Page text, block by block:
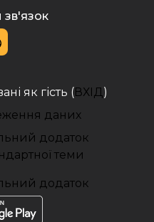
зв'язок
як гість (ВХІД )
даних
додаток
теми
додаток